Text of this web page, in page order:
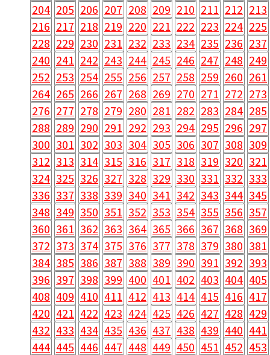
204 205 206 207 208 209 210 211 212 213
216 217 218 219 220 221 222 223 224 225
228 229 230 231 232 233 234 235 236 237
240 241 242 243 244 245 246 247 248 249
252 253 254 255 256 257 258 259 260 261
264 265 266 267 268 269 270 271 272 273
276 277 278 279 280 281 282 283 284 285
288 289 290 291 292 293 294 295 296 297
300 301 302 303 304 305 306 307 308 309
312 313 314 315 316 317 318 319 320 321
324 325 326 327 328 329 330 331 332 333
336 337 338 339 340 341 342 343 344 345
348 349 350 351 352 353 354 355 356 357
360 361 362 363 364 365 366 367 368 369
372 373 374 375 376 377 378 379 380 381
384 385 386 387 388 389 390 391 392 393
396 397 398 399 400 401 402 403 404 405
408 409 410 411 412 413 414 415 416 417
420 421 422 423 424 425 426 427 428 429
432 433 434 435 436 437 438 439 440 441
444 445 446 447 448 449 450 451 452 453